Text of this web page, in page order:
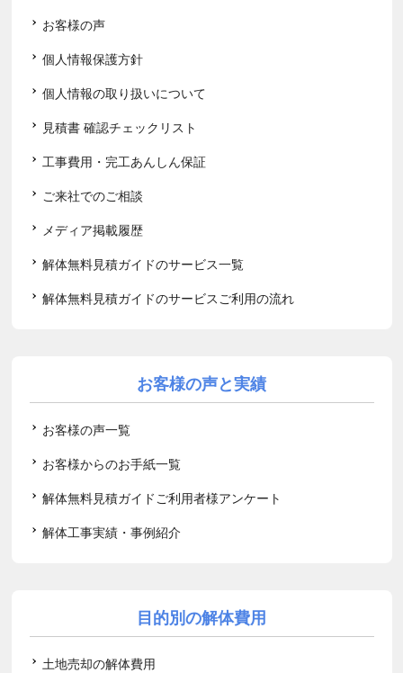
お客様の声
個人情報保護方針
個人情報の取り扱いについて
見積書 確認チェックリスト
工事費用・完工あんしん保証
ご来社でのご相談
メディア掲載履歴
解体無料見積ガイドのサービス一覧
解体無料見積ガイドのサービスご利用の流れ
お客様の声と実績
お客様の声一覧
お客様からのお手紙一覧
解体無料見積ガイドご利用者様アンケート
解体工事実績・事例紹介
目的別の解体費用
土地売却の解体費用